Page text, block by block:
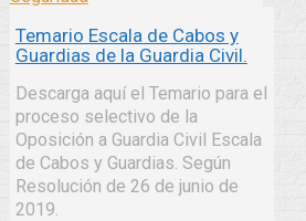
Temario Escala de Cabos y
Guardias de la Guardia Civil.
Descarga aquí el Temario para el
proceso selectivo de la
Oposición a Guardia Civil Escala
de Cabos y Guardias. Según
Resolución de 26 de junio de
2019.